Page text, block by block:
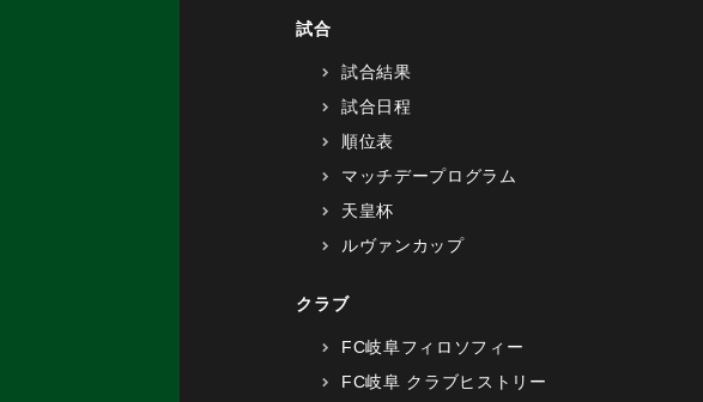
試合
試合結果
試合日程
順位表
マッチデープログラム
天皇杯
ルヴァンカップ
クラブ
FC岐阜フィロソフィー
FC岐阜 クラブヒストリー